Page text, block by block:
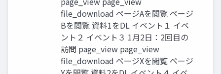
file_download ページAを閲覧 ページ
Bを閲覧 資料1をDL イベント１ イベ
ント２ イベント３ 1月2日：2回目の
訪問 page_view page_view
file_download ページXを閲覧 ページ